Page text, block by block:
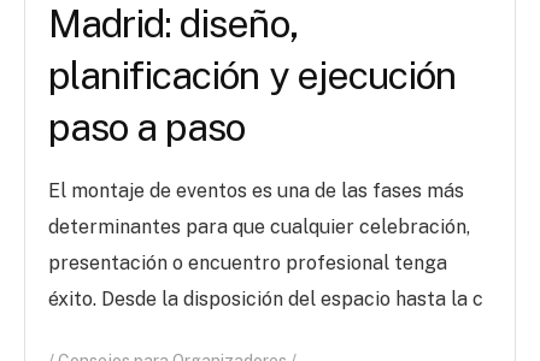
Madrid: diseño,
planificación y ejecución
paso a paso
El montaje de eventos es una de las fases más
determinantes para que cualquier celebración,
presentación o encuentro profesional tenga
éxito. Desde la disposición del espacio hasta la c